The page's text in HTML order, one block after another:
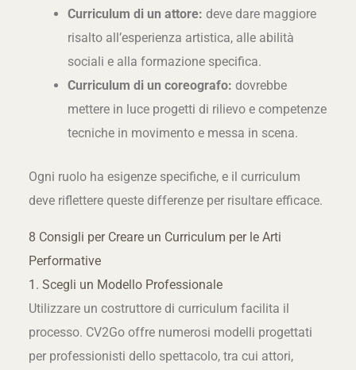
Curriculum di un attore: deve dare maggiore
risalto all’esperienza artistica, alle abilità
sociali e alla formazione specifica.
Curriculum di un coreografo: dovrebbe
mettere in luce progetti di rilievo e competenze
tecniche in movimento e messa in scena.
Ogni ruolo ha esigenze specifiche, e il curriculum
deve riflettere queste differenze per risultare efficace.
8 Consigli per Creare un Curriculum per le Arti
Performative
1. Scegli un Modello Professionale
Utilizzare un costruttore di curriculum facilita il
processo. CV2Go offre numerosi modelli progettati
per professionisti dello spettacolo, tra cui attori,